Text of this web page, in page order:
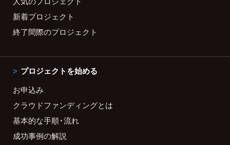
新着プロジェクト
終了間際のプロジェクト
プロジェクトを始める
お申込み
クラウドファンディングとは
基本的な手順・流れ
成功事例の解説